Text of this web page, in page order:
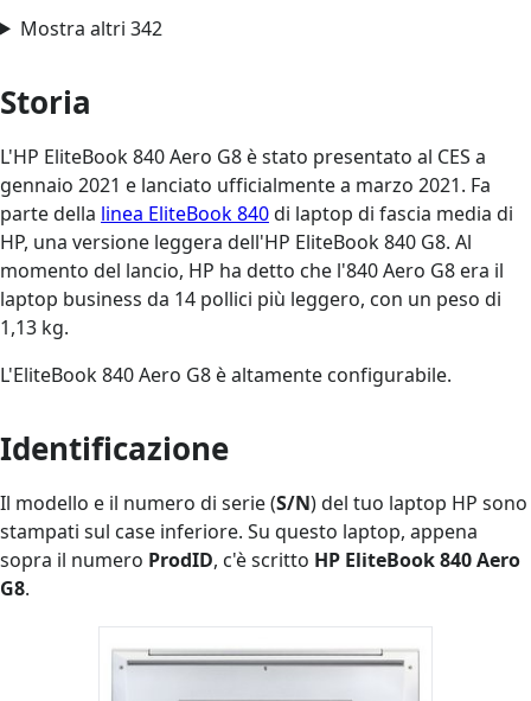
Mostra altri 342
Storia
L'HP EliteBook 840 Aero G8 è stato presentato al CES a
gennaio 2021 e lanciato ufficialmente a marzo 2021. Fa
parte della linea EliteBook 840di laptop di fascia media di
HP, una versione leggera dell'HP EliteBook 840 G8. Al
momento del lancio, HP ha detto che l'840 Aero G8 era il
laptop business da 14 pollici più leggero, con un peso di
1,13 kg.
L'EliteBook 840 Aero G8 è altamente configurabile.
Identificazione
Il modello e il numero di serie (S/N) del tuo laptop HP sono
stampati sul case inferiore. Su questo laptop, appena
sopra il numero ProdID, c'è scritto HP EliteBook 840 Aero
G8.